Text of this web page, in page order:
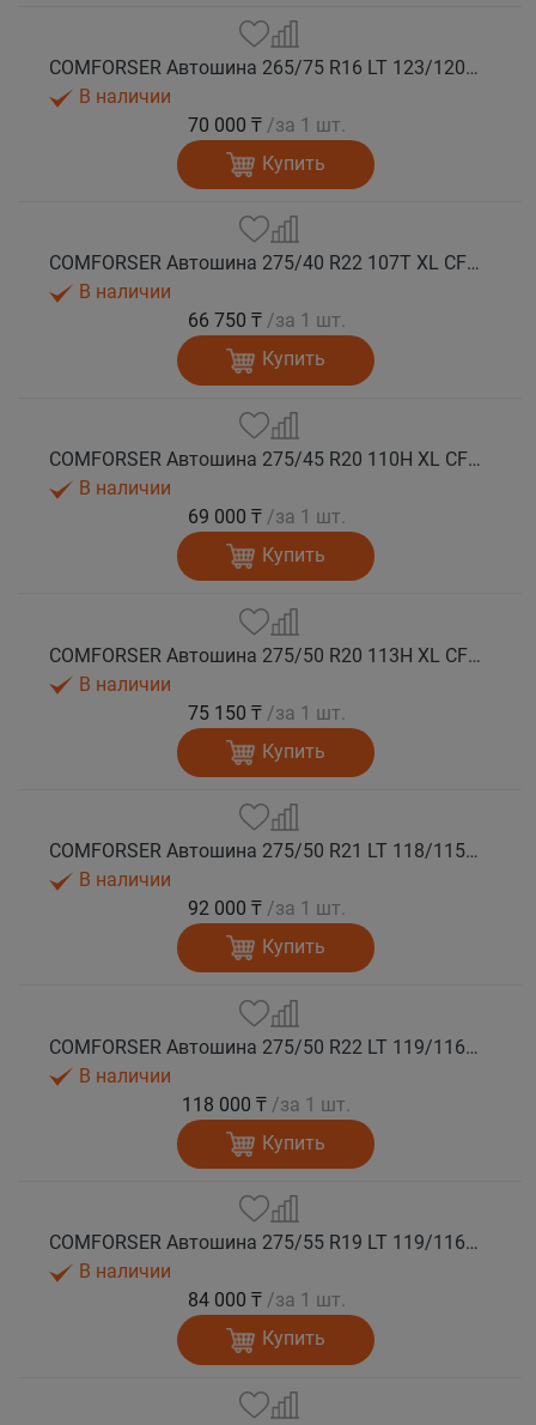
COMFORSER Автошина 265/75 R16 LT 123/120S CF1100 10PR RWL лето
В наличии
70 000 ₸ /за 1 шт.
Купить
COMFORSER Автошина 275/40 R22 107T XL CF1100 RWL лето
В наличии
66 750 ₸ /за 1 шт.
Купить
COMFORSER Автошина 275/45 R20 110H XL CF1100 RWL лето
В наличии
69 000 ₸ /за 1 шт.
Купить
COMFORSER Автошина 275/50 R20 113H XL CF1100 RWL лето
В наличии
75 150 ₸ /за 1 шт.
Купить
COMFORSER Автошина 275/50 R21 LT 118/115S CF1100 RWL 10PR лето
В наличии
92 000 ₸ /за 1 шт.
Купить
COMFORSER Автошина 275/50 R22 LT 119/116S CF1100 RWL 10PR лето
В наличии
118 000 ₸ /за 1 шт.
Купить
COMFORSER Автошина 275/55 R19 LT 119/116S CF1100 10PR RWL лето
В наличии
84 000 ₸ /за 1 шт.
Купить